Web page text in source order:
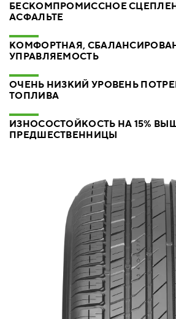
БЕСКОМПРОМИССНОЕ
АСФАЛЬТЕ
КОМФОРТНАЯ,
УПРАВЛЯЕМОСТЬ
ОЧЕНЬ НИЗКИЙ УРОВЕНЬ
ТОПЛИВА
ИЗНОСОСТОЙКОСТЬ НА 15%
ПРЕДШЕСТВЕННИЦЫ